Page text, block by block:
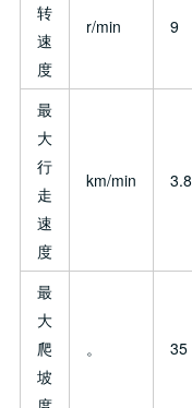
转
速
度
r/min 9
最
大
行
走
速
度
km/min 3.8
最
大
爬
坡
。 35